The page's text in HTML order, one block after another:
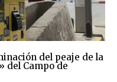
del peaje de la
del Campo de